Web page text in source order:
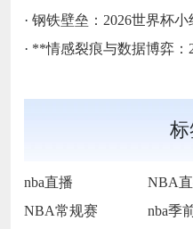
· 钢铁壁垒：2026世界杯
· **情感裂痕与数据博弈：
nba直播
NBA常规赛
nba季